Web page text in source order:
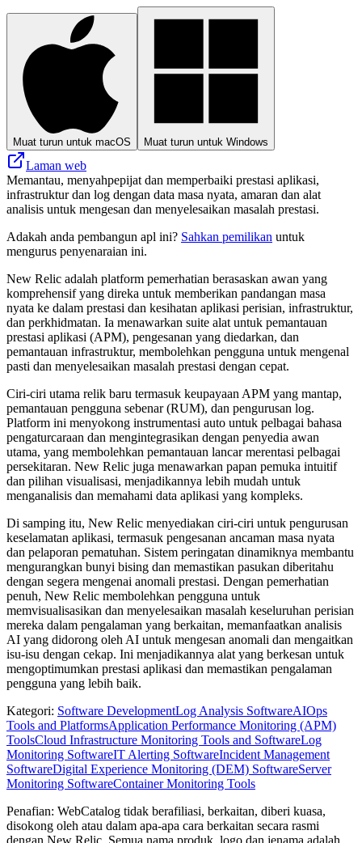
Muat turun untuk macOS Muat turun untuk Windows
Laman web
Memantau, menyahpepijat dan memperbaiki prestasi aplikasi,
infrastruktur dan log dengan data masa nyata, amaran dan alat
analisis untuk mengesan dan menyelesaikan masalah prestasi.
Adakah anda pembangun apl ini? Sahkan pemilikan untuk
mengurus penyenaraian ini.
New Relic adalah platform pemerhatian berasaskan awan yang
komprehensif yang direka untuk memberikan pandangan masa
nyata ke dalam prestasi dan kesihatan aplikasi perisian, infrastruktur,
dan perkhidmatan. Ia menawarkan suite alat untuk pemantauan
prestasi aplikasi (APM), pengesanan yang diedarkan, dan
pemantauan infrastruktur, membolehkan pengguna untuk mengenal
pasti dan menyelesaikan masalah prestasi dengan cepat.
Ciri-ciri utama relik baru termasuk keupayaan APM yang mantap,
pemantauan pengguna sebenar (RUM), dan pengurusan log.
Platform ini menyokong instrumentasi auto untuk pelbagai bahasa
pengaturcaraan dan mengintegrasikan dengan penyedia awan
utama, yang membolehkan pemantauan lancar merentasi pelbagai
persekitaran. New Relic juga menawarkan papan pemuka intuitif
dan pilihan visualisasi, menjadikannya lebih mudah untuk
menganalisis dan memahami data aplikasi yang kompleks.
Di samping itu, New Relic menyediakan ciri-ciri untuk pengurusan
keselamatan aplikasi, termasuk pengesanan ancaman masa nyata
dan pelaporan pematuhan. Sistem peringatan dinamiknya membantu
mengurangkan bunyi bising dan memastikan pasukan diberitahu
dengan segera mengenai anomali prestasi. Dengan pemerhatian
penuh, New Relic membolehkan pengguna untuk
memvisualisasikan dan menyelesaikan masalah keseluruhan perisian
mereka dalam pengalaman yang berkaitan, memanfaatkan analisis
AI yang didorong oleh AI untuk mengesan anomali dan mengaitkan
isu-isu dengan cekap. Ini menjadikannya alat yang berkesan untuk
mengoptimumkan prestasi aplikasi dan memastikan pengalaman
pengguna yang lebih baik.
Kategori: Software DevelopmentLog Analysis SoftwareAIOps
Tools and PlatformsApplication Performance Monitoring (APM)
ToolsCloud Infrastructure Monitoring Tools and SoftwareLog
Monitoring SoftwareIT Alerting SoftwareIncident Management
SoftwareDigital Experience Monitoring (DEM) SoftwareServer
Monitoring SoftwareContainer Monitoring Tools
Penafian: WebCatalog tidak berafiliasi, berkaitan, diberi kuasa,
disokong oleh atau dalam apa-apa cara berkaitan secara rasmi
dengan New Relic. Semua nama produk, logo dan jenama adalah